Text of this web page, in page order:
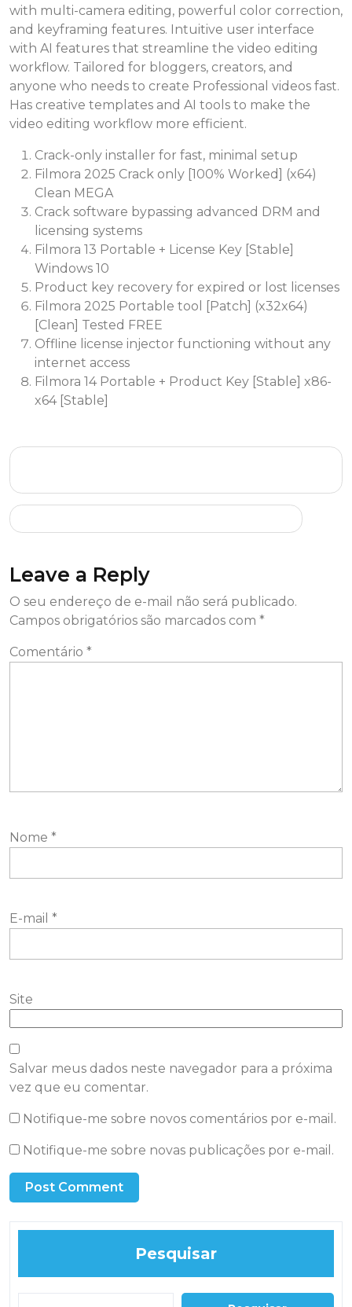
with multi-camera editing, powerful color correction,
and keyframing features. Intuitive user interface
with AI features that streamline the video editing
workflow. Tailored for bloggers, creators, and
anyone who needs to create Professional videos fast.
Has creative templates and AI tools to make the
video editing workflow more efficient.
Crack-only installer for fast, minimal setup
Filmora 2025 Crack only [100% Worked] (x64)
Clean MEGA
Crack software bypassing advanced DRM and
licensing systems
Filmora 13 Portable + License Key [Stable]
Windows 10
Product key recovery for expired or lost licenses
Filmora 2025 Portable tool [Patch] (x32x64)
[Clean] Tested FREE
Offline license injector functioning without any
internet access
Filmora 14 Portable + Product Key [Stable] x86-
x64 [Stable]
Leave a Reply
O seu endereço de e-mail não será publicado.
Campos obrigatórios são marcados com *
Comentário *
Nome *
E-mail *
Site
Salvar meus dados neste navegador para a próxima
vez que eu comentar.
Notifique-me sobre novos comentários por e-mail.
Notifique-me sobre novas publicações por e-mail.
Pesquisar